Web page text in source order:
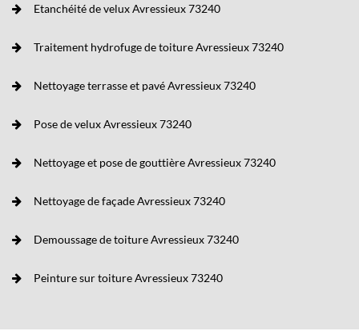
Etanchéité de velux Avressieux 73240
Traitement hydrofuge de toiture Avressieux 73240
Nettoyage terrasse et pavé Avressieux 73240
Pose de velux Avressieux 73240
Nettoyage et pose de gouttière Avressieux 73240
Nettoyage de façade Avressieux 73240
Demoussage de toiture Avressieux 73240
Peinture sur toiture Avressieux 73240